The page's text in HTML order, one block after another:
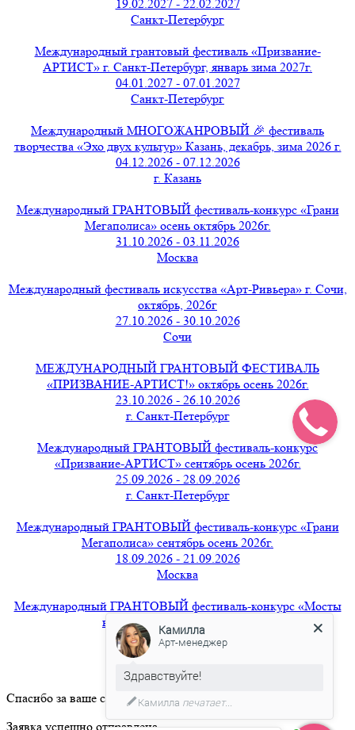
19.02.2027 - 22.02.2027
Санкт-Петербург
Международный грантовый фестиваль «Призвание-
АРТИСТ» г. Санкт-Петербург, январь зима 2027г.
04.01.2027 - 07.01.2027
Санкт-Петербург
Международный МНОГОЖАНРОВЫЙ 🎉 фестиваль
творчества «Эхо двух культур» Казань, декабрь, зима 2026 г.
04.12.2026 - 07.12.2026
г. Казань
Международный ГРАНТОВЫЙ фестиваль-конкурс «Грани
Мегаполиса» осень октябрь 2026г.
31.10.2026 - 03.11.2026
Москва
Международный фестиваль искусства «Арт-Ривьера» г. Сочи,
октябрь, 2026г
27.10.2026 - 30.10.2026
Сочи
МЕЖДУНАРОДНЫЙ ГРАНТОВЫЙ ФЕСТИВАЛЬ
«ПРИЗВАНИЕ-АРТИСТ!» октябрь осень 2026г.
23.10.2026 - 26.10.2026
г. Санкт-Петербург
Международный ГРАНТОВЫЙ фестиваль-конкурс
«Призвание-АРТИСТ» сентябрь осень 2026г.
25.09.2026 - 28.09.2026
г. Санкт-Петербург
Международный ГРАНТОВЫЙ фестиваль-конкурс «Грани
Мегаполиса» сентябрь осень 2026г.
18.09.2026 - 21.09.2026
Москва
Международный ГРАНТОВЫЙ фестиваль-конкурс «Мосты
вдохновения» август 2026г.
21.08.2026 - 24.08.2026
г. Санкт-Петербург
Спасибо за ваше сообщение.
Заявка успешно отправлена.
Камилла
Арт-менеджер
Здравствуйте!
Камилла печатает...